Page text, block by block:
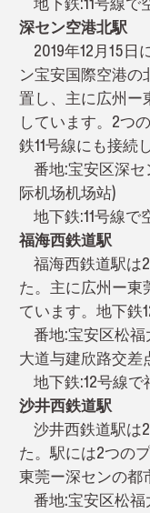
深セン空港北駅
2019年12月15日
ン宝安国際空港の
置し、主に広州ー
しています。2つ
鉄11号線にも接続
番地:宝安区深セ
际机场机场站)
地下鉄:11号線で
福海西鉄道駅
福海西鉄道駅は
た。主に広州ー東
ています。地下鉄
番地:宝安区松福
大道与建欣路交差
地下鉄:12号線
沙井西鉄道駅
沙井西鉄道駅は
た。駅には2つの
東莞ー深センの都
番地:宝安区松福